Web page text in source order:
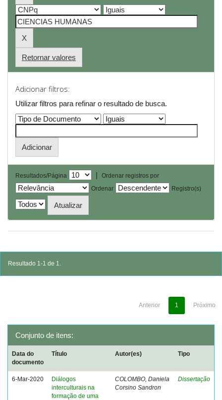
Retornar valores
Adicionar filtros:
Utilizar filtros para refinar o resultado de busca.
Resultados/Página |
Ordenar registros por
Ordenar
Registro(s)
Resultado 1-1 de 1.
Anterior 1 Próximo
Conjunto de itens:
Data do
documento
Título Autor(es) Tipo
6-Mar-2020
Diálogos
interculturais na
formação de uma
COLOMBO, Daniela
Corsino Sandron
Dissertação